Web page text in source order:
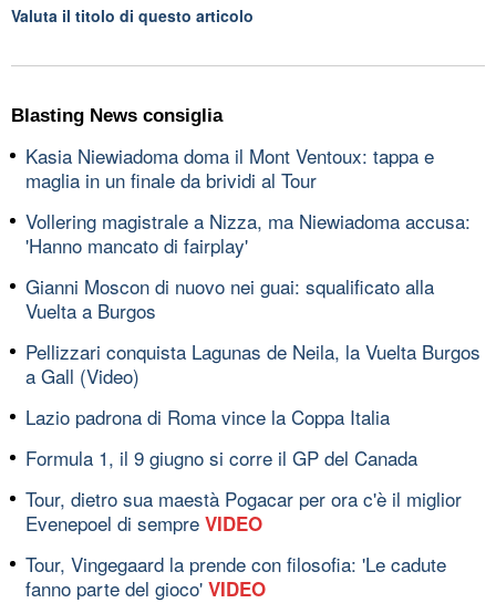
Valuta il titolo di questo articolo
Blasting News consiglia
Kasia Niewiadoma doma il Mont Ventoux: tappa e
maglia in un finale da brividi al Tour
Vollering magistrale a Nizza, ma Niewiadoma accusa:
'Hanno mancato di fairplay'
Gianni Moscon di nuovo nei guai: squalificato alla
Vuelta a Burgos
Pellizzari conquista Lagunas de Neila, la Vuelta Burgos
a Gall (Video)
Lazio padrona di Roma vince la Coppa Italia
Formula 1, il 9 giugno si corre il GP del Canada
Tour, dietro sua maestà Pogacar per ora c'è il miglior
Evenepoel di sempre VIDEO
Tour, Vingegaard la prende con filosofia: 'Le cadute
fanno parte del gioco' VIDEO